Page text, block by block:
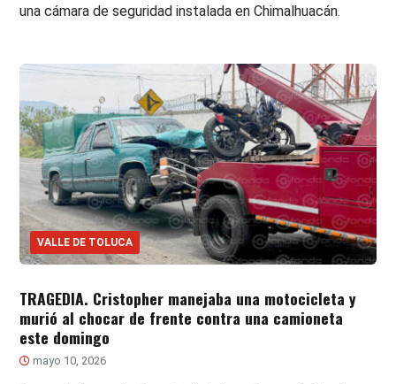
una cámara de seguridad instalada en Chimalhuacán.
VALLE DE TOLUCA
TRAGEDIA. Cristopher manejaba una motocicleta y
murió al chocar de frente contra una camioneta
este domingo
mayo 10, 2026